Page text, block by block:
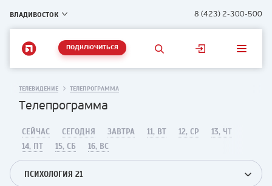
ВЛАДИВОСТОК 8 (423) 2-300-500
ПОДКЛЮЧИТЬСЯ
ТЕЛЕВИДЕНИЕ ТЕЛЕПРОГРАММА
Телепрограмма
СЕЙЧАС СЕГОДНЯ ЗАВТРА 11, ВТ 12, СР
13, ЧТ
14, ПТ
15, СБ 16, ВС
ПСИХОЛОГИЯ 21